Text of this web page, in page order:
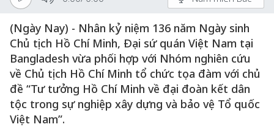
(Ngày Nay) - Nhân kỷ niệm 136 năm Ngày sinh
Chủ tịch Hồ Chí Minh, Đại sứ quán Việt Nam tại
Bangladesh vừa phối hợp với Nhóm nghiên cứu
về Chủ tịch Hồ Chí Minh tổ chức tọa đàm với chủ
đề “Tư tưởng Hồ Chí Minh về đại đoàn kết dân
tộc trong sự nghiệp xây dựng và bảo vệ Tổ quốc
Việt Nam”.